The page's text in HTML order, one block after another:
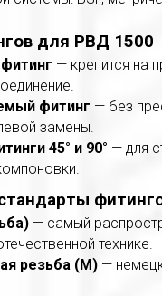
для РВД 1500
— крепится на
фитинг — без
замены.
45° и 90° — для
— самый
технике.
резьба (M) —